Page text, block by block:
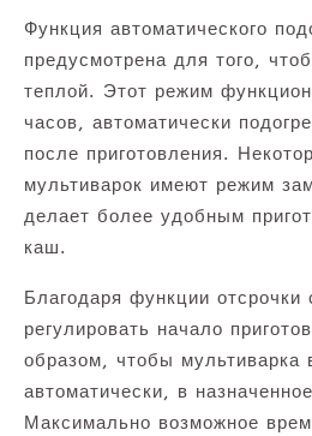
Функция автоматического
предусмотрена для того,
теплой. Этот режим
часов, автоматически
после приготовления.
мультиварок имеют режим
делает более удобным
каш.
Благодаря функции отсрочки
регулировать начало
образом, чтобы мультиварка
автоматически, в
Максимально возможное